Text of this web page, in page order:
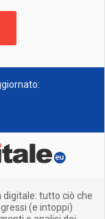
digitale: tutto ciò che
(e intoppi)